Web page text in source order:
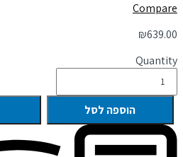
Compare
₪639.00
Quantity
הוספה לסל